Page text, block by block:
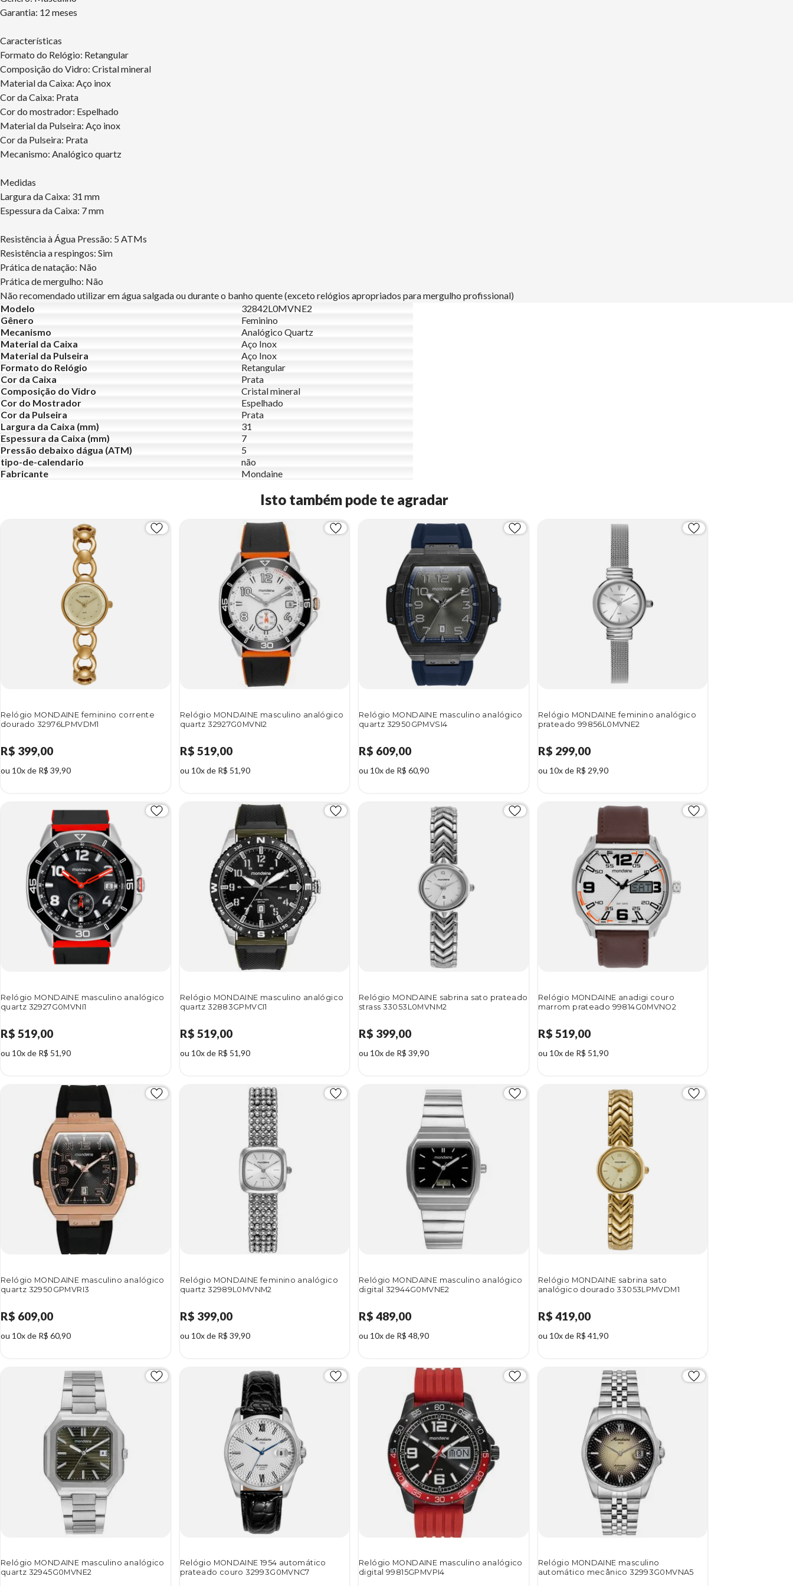
Garantia: 12 meses
Características
Formato do Relógio: Retangular
Composição do Vidro: Cristal mineral
Material da Caixa: Aço inox
Cor da Caixa: Prata
Cor do mostrador: Espelhado
Material da Pulseira: Aço inox
Cor da Pulseira: Prata
Mecanismo: Analógico quartz
Medidas
Largura da Caixa: 31 mm
Espessura da Caixa: 7 mm
Resistência à Água Pressão: 5 ATMs
Resistência a respingos: Sim
Prática de natação: Não
Prática de mergulho: Não
Não recomendado utilizar em água salgada ou durante o banho quente (exceto relógios apropriados para mergulho profissional)
Modelo
32842L0MVNE2
Gênero
Feminino
Mecanismo
Analógico Quartz
Material da Caixa
Aço Inox
Material da Pulseira
Aço Inox
Formato do Relógio
Retangular
Cor da Caixa
Prata
Composição do Vidro
Cristal mineral
Cor do Mostrador
Espelhado
Cor da Pulseira
Prata
Largura da Caixa (mm)
31
Espessura da Caixa (mm)
7
Pressão debaixo dágua (ATM)
5
tipo-de-calendario
não
Fabricante
Mondaine
Isto também pode te agradar
Relógio MONDAINE feminino corrente
dourado 32976LPMVDM1
R$ 399,00
ou 10x de R$ 39,90
Relógio MONDAINE masculino analógico
quartz 32927G0MVNI2
R$ 519,00
ou 10x de R$ 51,90
Relógio MONDAINE masculino analógico
quartz 32950GPMVSI4
R$ 609,00
ou 10x de R$ 60,90
Relógio MONDAINE feminino analógico
prateado 99856L0MVNE2
R$ 299,00
ou 10x de R$ 29,90
Relógio MONDAINE masculino analógico
quartz 32927G0MVNI1
R$ 519,00
ou 10x de R$ 51,90
Relógio MONDAINE masculino analógico
quartz 32883GPMVCI1
R$ 519,00
ou 10x de R$ 51,90
Relógio MONDAINE sabrina sato prateado
strass 33053L0MVNM2
R$ 399,00
ou 10x de R$ 39,90
Relógio MONDAINE anadigi couro
marrom prateado 99814G0MVNO2
R$ 519,00
ou 10x de R$ 51,90
Relógio MONDAINE masculino analógico
quartz 32950GPMVRI3
R$ 609,00
ou 10x de R$ 60,90
Relógio MONDAINE feminino analógico
quartz 32989L0MVNM2
R$ 399,00
ou 10x de R$ 39,90
Relógio MONDAINE masculino analógico
digital 32944G0MVNE2
R$ 489,00
ou 10x de R$ 48,90
Relógio MONDAINE sabrina sato
analógico dourado 33053LPMVDM1
R$ 419,00
ou 10x de R$ 41,90
Relógio MONDAINE masculino analógico
quartz 32945G0MVNE2
Relógio MONDAINE 1954 automático
prateado couro 32993G0MVNC7
Relógio MONDAINE masculino analógico
digital 99815GPMVPI4
Relógio MONDAINE masculino
automático mecânico 32993G0MVNA5